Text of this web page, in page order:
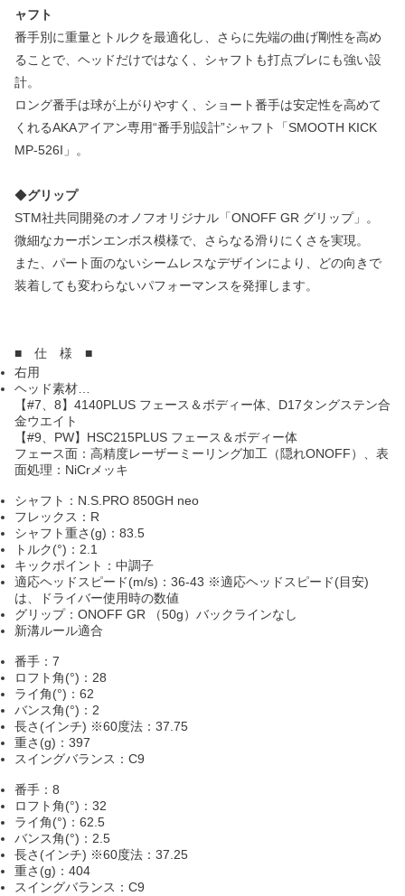
ャフト
番手別に重量とトルクを最適化し、さらに先端の曲げ剛性を高め
ることで、ヘッドだけではなく、シャフトも打点ブレにも強い設
計。
ロング番手は球が上がりやすく、ショート番手は安定性を高めて
くれるAKAアイアン専用“番手別設計”シャフト「SMOOTH KICK
MP-526I」。
◆グリップ
STM社共同開発のオノフオリジナル「ONOFF GR グリップ」。
微細なカーボンエンボス模様で、さらなる滑りにくさを実現。
また、パート面のないシームレスなデザインにより、どの向きで
装着しても変わらないパフォーマンスを発揮します。
■ 仕 様 ■
右用
ヘッド素材…
【#7、8】4140PLUS フェース＆ボディー体、D17タングステン合
金ウエイト
【#9、PW】HSC215PLUS フェース＆ボディー体
フェース面：高精度レーザーミーリング加工（隠れONOFF）、表
面処理：NiCrメッキ
シャフト：N.S.PRO 850GH neo
フレックス：R
シャフト重さ(g)：83.5
トルク(°)：2.1
キックポイント：中調子
適応ヘッドスピード(m/s)：36-43 ※適応ヘッドスピード(目安)
は、ドライバー使用時の数値
グリップ：ONOFF GR （50g）バックラインなし
新溝ルール適合
番手：7
ロフト角(°)：28
ライ角(°)：62
バンス角(°)：2
長さ(インチ) ※60度法：37.75
重さ(g)：397
スイングバランス：C9
番手：8
ロフト角(°)：32
ライ角(°)：62.5
バンス角(°)：2.5
長さ(インチ) ※60度法：37.25
重さ(g)：404
スイングバランス：C9